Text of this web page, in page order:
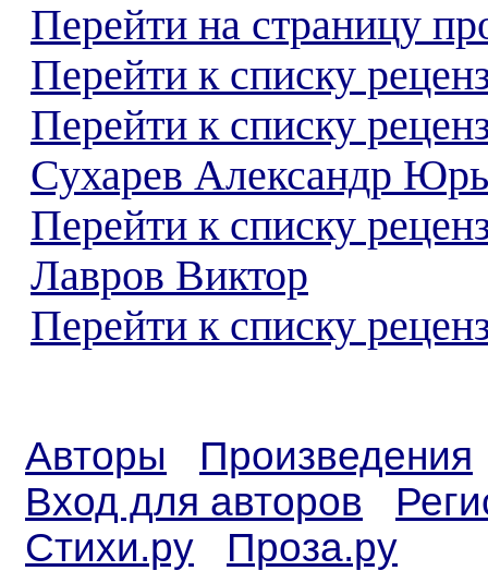
Перейти на страницу
Перейти к списку
Перейти к списку
Сухарев Александр
Перейти к списку
Лавров Виктор
Перейти к списку
Авторы
Произведения
Вход для авторов
Стихи.ру
Проза.ру